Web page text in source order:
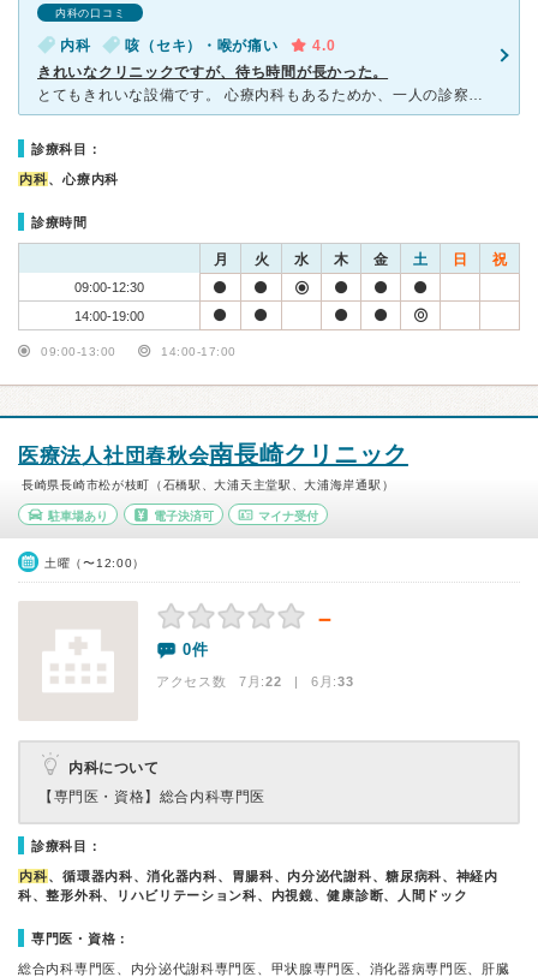
内科の口コミ
内科 咳（セキ）・喉が痛い
4.0
きれいなクリニックですが、待ち時間が長かった。
とてもきれいな設備です。 心療内科もあるためか、一人の診察にかける時間が長いように思われます。 そのために、待ち時間が長くなってしまうのかと思いました。 とてもお客さんが多く座る場所を選
診療科目：
内科、心療内科
診療時間
月 火 水 木 金 土 日 祝
09:00-12:30
14:00-19:00
09:00-13:00 14:00-17:00
医療法人社団春秋会南長崎クリニック
長崎県長崎市松が枝町（石橋駅、大浦天主堂駅、大浦海岸通駅）
駐車場あり 電子決済可 マイナ受付
土曜（〜12:00）
－
0件
アクセス数 7月:22 | 6月:33
内科について
【専門医・資格】 総合内科専門医
診療科目：
内科、循環器内科、消化器内科、胃腸科、内分泌代謝科、糖尿病科、神経内
科、整形外科、リハビリテーション科、内視鏡、健康診断、人間ドック
専門医・資格：
総合内科専門医、内分泌代謝科専門医、甲状腺専門医、消化器病専門医、肝臓